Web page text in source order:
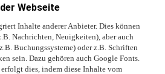
Webseite
Inhalte anderer Anbieter. Dies können
Nachrichten, Neuigkeiten), aber auch
Buchungssysteme) oder z.B. Schriften
sein. Dazu gehören auch Google Fonts.
dies, indem diese Inhalte vom